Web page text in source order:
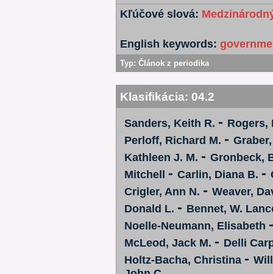
Kľúčové slová:
English keywords:
Typ: Článok z periodika
Klasifikácia: 04.2
Sanders, Keith R. - Rogers,
Perloff, Richard M. -
Kathleen J. M. - Gronbeck,
Mitchell
- Carlin, Diana B. -
Crigler, Ann N. - Weaver,
Donald L. - Bennet, W.
Noelle-Neumann, Elisabeth
McLeod, Jack M. - Delli
Holtz-Bacha, Christina -